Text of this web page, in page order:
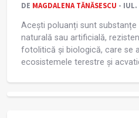
DE MAGDALENA TĂNĂSESCU - IUL.
Acești poluanți sunt
naturală sau artificială,
fotolitică și biologică, care se
ecosistemele terestre și